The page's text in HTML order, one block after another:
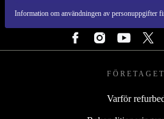
Information om användningen av personuppgifter
FÖLJ OSS
FÖRETAGET
Varför